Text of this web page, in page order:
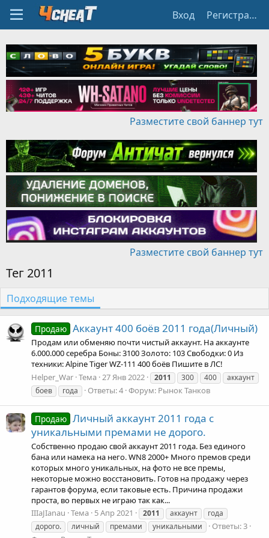
Вход Регистрация
Разместите свой баннер тут
Разместите свой баннер тут
Тег 2011
Подходящие темы
Продаю Аккаунт 400 боёв 2011 года(Личный)
Продам или обменяю почти чистый аккаунт. На аккаунте
6.000.000 серебра Боны: 3100 Золото: 103 Свободки: 0 Из
техники: Alpine Tiger WZ-111 400 боёв Пишите в ЛС!
Helper_War Тема 27 Янв 2022 2011 300 400
аккаунт
боев
года Ответы: 4 Форум: Рынок Танков
Продаю Личный аккаунт 2011 года с
уникальными премами не дорого.
Собственно продаю свой аккаунт 2011 года. Без единого
бана или намека на него. WN8 2000+ Много премов среди
которых много уникальных, на фото не все премы,
некоторые можно восстановить. Готов на продажу через
гарантов форума, если таковые есть. Причина продажи
проста, во первых не играю так как...
IIIaJIanau Тема 5 Апр 2021 2011 аккаунт
года
дорого.
личный премами уникальными
Ответы: 3